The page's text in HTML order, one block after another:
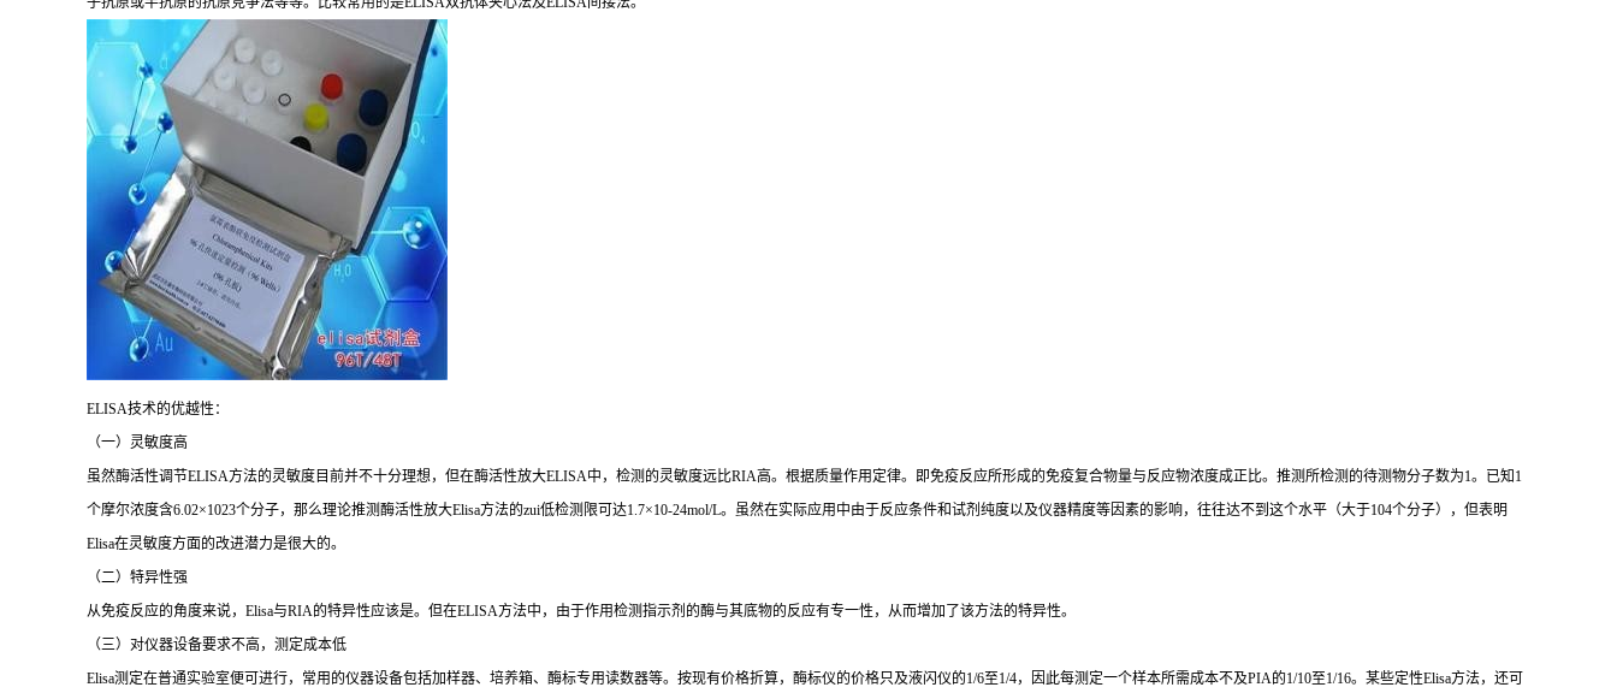
ELISA技术的优越性：
（一）灵敏度高
虽然酶活性调节ELISA方法的灵敏度目前并不十分理想，但在酶活性放大ELISA中，检测的灵敏度远比RIA高。根据质量作用定律。即免疫反应所形成的免疫复合物量与反应物浓度成正比。推测所检测的待测物分子数为1。已知1
个摩尔浓度含6.02×1023个分子，那么理论推测酶活性放大Elisa方法的zui低检测限可达1.7×10-24mol/L。虽然在实际应用中由于反应条件和试剂纯度以及仪器精度等因素的影响，往往达不到这个水平（大于104个分子），但表明
Elisa在灵敏度方面的改进潜力是很大的。
（二）特异性强
从免疫反应的角度来说， Elisa与RIA的特异性应该是。但在ELISA方法中，由于作用检测指示剂的酶与其底物的反应有专一性，从而增加了该方法的特异性。
（三）对仪器设备要求不高，测定成本低
Elisa测定在普通实验室便可进行，常用的仪器设备包括加样器、培养箱、酶标专用读数器等。按现有价格折算，酶标仪的价格只及液闪仪的1/6至1/4，因此每测定一个样本所需成本不及PIA的1/10至1/16。某些定性Elisa方法，还可